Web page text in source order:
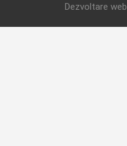
Dezvoltare